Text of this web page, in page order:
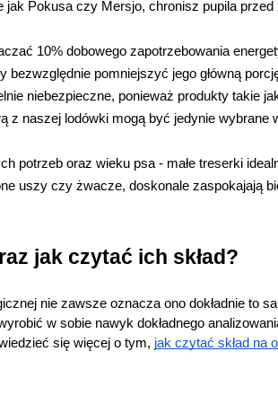
Pokusa czy Mersjo, chronisz pupila przed
10% dobowego zapotrzebowania
pomniejszyć jego główną
niebezpieczne, ponieważ produkty takie
naszej lodówki mogą być jedynie wybrane
potrzeb oraz wieku psa - małe treserki
uszy czy żwacze, doskonale zaspokajają
jak czytać ich skład?
nie zawsze oznacza ono dokładnie to
w sobie nawyk dokładnego
się więcej o tym, jak czytać skład na